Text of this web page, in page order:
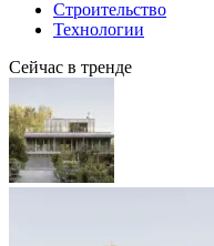
Строительство
Технологии
Сейчас в тренде